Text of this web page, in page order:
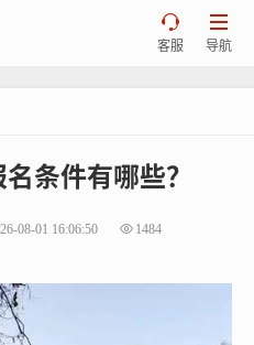

导航

客服
条件有哪些？
08-01 16:06:50 1484